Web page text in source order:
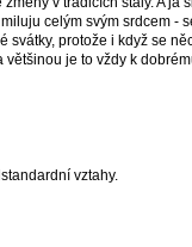
celým svým srdcem -
svátky, protože i když se
je to vždy k
vztahy.